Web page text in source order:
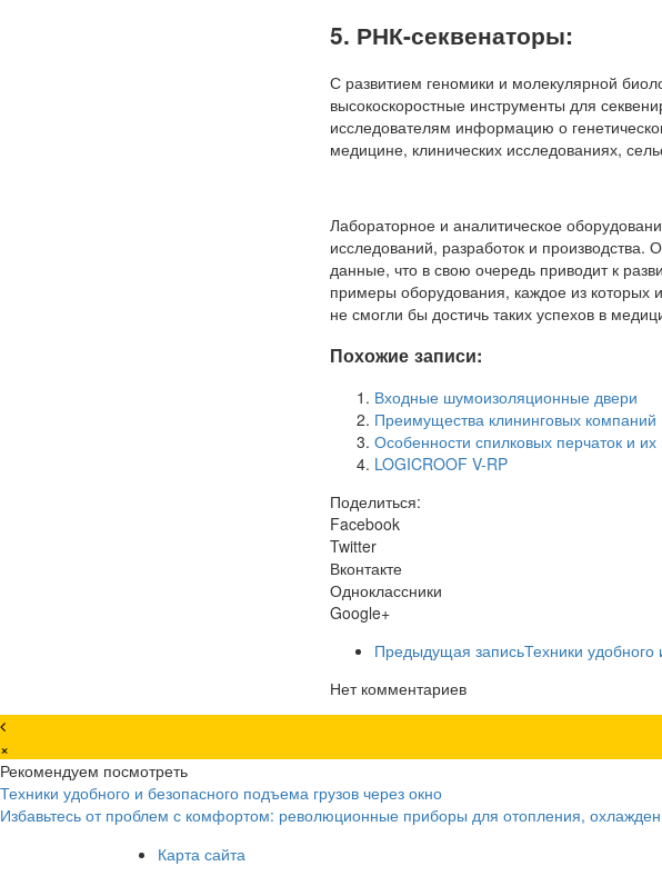
5. РНК-секвенаторы:
С развитием геномики и молекулярной
высокоскоростные инструменты для
исследователям информацию о
медицине, клинических исследованиях,
Лабораторное и аналитическое
исследований, разработок и производства.
данные, что в свою очередь приводит к
примеры оборудования, каждое из
не смогли бы достичь таких успехов в
Похожие записи:
Входные шумоизоляционные двери
Преимущества клининговых компаний
Особенности спилковых перчаток и
LOGICROOF V-RP
Поделиться:
Facebook
Twitter
Вконтакте
Одноклассники
Google+
Предыдущая записьТехники удобного
Нет комментариев
×
Рекомендуем посмотреть
Техники удобного и безопасного подъема грузов через окно
Избавьтесь от проблем с комфортом: революционные приборы для отопления,
Карта сайта